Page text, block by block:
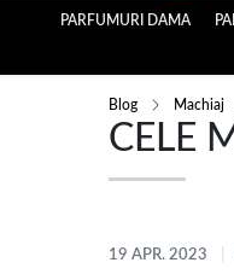
PARFUMURI DAMA
Blog Machiaj
CELE
19 APR. 2023